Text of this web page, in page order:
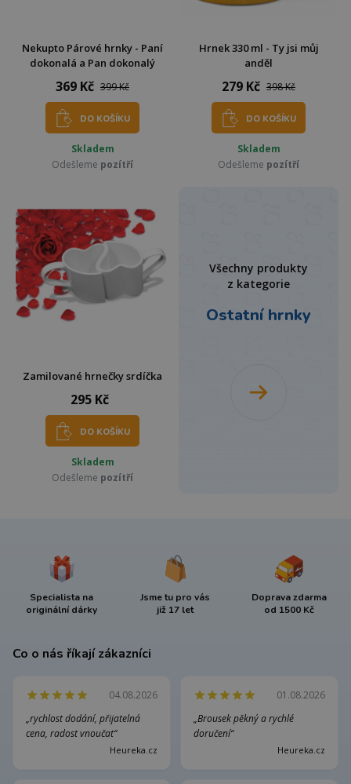
Nekupto Párové hrnky - Paní
dokonalá a Pan dokonalý
369 Kč 399 Kč
DO KOŠÍKU
Skladem
Odešleme pozítří
Hrnek 330 ml - Ty jsi můj
anděl
279 Kč 398 Kč
DO KOŠÍKU
Skladem
Odešleme pozítří
Zamilované hrnečky srdíčka
295 Kč
DO KOŠÍKU
Skladem
Odešleme pozítří
Všechny produkty
z kategorie
Ostatní hrnky
Specialista na
originální dárky
Jsme tu pro vás
již 17 let
Doprava zdarma
od 1500 Kč
Co o nás říkají zákazníci
04.08.2026
„rychlost dodání, přijatelná
cena, radost vnoučat“
Heureka.cz
01.08.2026
„Brousek pěkný a rychlé
doručení“
Heureka.cz